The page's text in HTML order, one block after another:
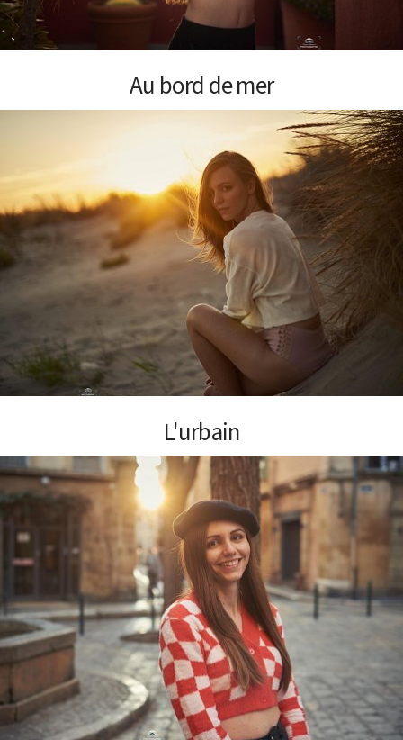
Au bord de mer
L'urbain